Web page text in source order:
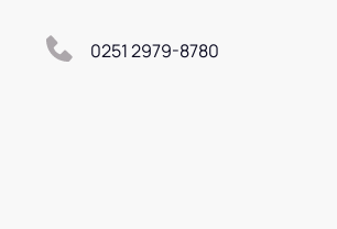
0251 2979-8780